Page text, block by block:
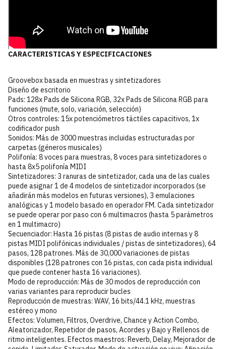
CARACTERISTICAS Y ESPECIFICACIONES
Groovebox basada en muestras y sintetizadores
Diseño de escritorio
Pads: 128x Pads de Silicona RGB, 32x Pads de Silicona RGB para
funciones (mute, solo, variación, selección)
Otros controles: 15x potenciómetros táctiles capacitivos, 1x
codificador push
Sonidos: Más de 3000 muestras incluidas estructuradas por
carpetas (géneros musicales)
Polifonía: 8 voces para muestras, 8 voces para sintetizadores o
hasta 8x5 polifonía MIDI
Sintetizadores: 3 ranuras de sintetizador, cada una de las cuales
puede asignar 1 de 4 modelos de sintetizador incorporados (se
añadirán más modelos en futuras versiones), 3 emulaciones
analógicas y 1 modelo basado en operador FM. Cada sintetizador
se puede operar por paso con 6 multimacros (hasta 5 parámetros
en 1 multimacro)
Secuenciador: Hasta 16 pistas (8 pistas de audio internas y 8
pistas MIDI polifónicas individuales / pistas de sintetizadores), 64
pasos, 128 patrones. Más de 30,000 variaciones de pistas
disponibles (128 patrones con 16 pistas, con cada pista individual
que puede contener hasta 16 variaciones).
Modo de reproducción: Más de 30 modos de reproducción con
varias variantes para reproducir bucles
Reproducción de muestras: WAV, 16 bits/44.1 kHz, muestras
estéreo y mono
Efectos: Volumen, Filtros, Overdrive, Chance y Action Combo,
Aleatorizador, Repetidor de pasos, Acordes y Bajo y Rellenos de
ritmo inteligentes. Efectos maestros: Reverb, Delay, Mejorador de